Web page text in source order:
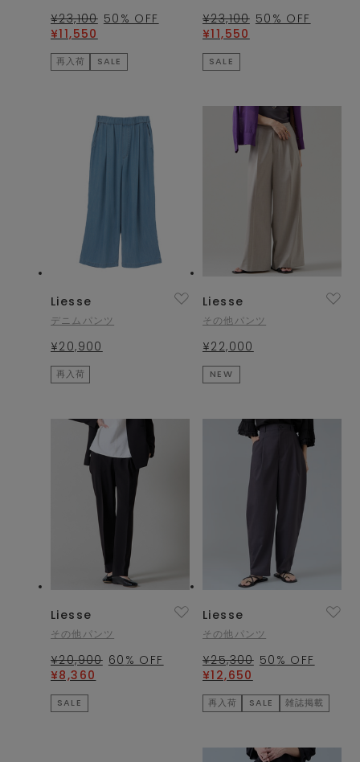
¥23,100 50 % OFF
¥11,550
再入荷 SALE
¥23,100 50 % OFF
¥11,550
SALE
Liesse
デニムパンツ
¥20,900
再入荷
Liesse
その他パンツ
¥22,000
NEW
Liesse
その他パンツ
¥20,900 60 % OFF
¥8,360
SALE
Liesse
その他パンツ
¥25,300 50 % OFF
¥12,650
再入荷 SALE 雑誌掲載